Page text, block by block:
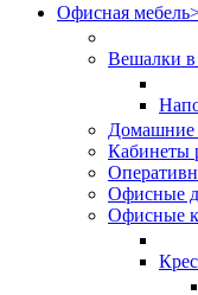
Офисная мебель
Вешалки
Домашние
Кабинеты
Офисные
Офисные